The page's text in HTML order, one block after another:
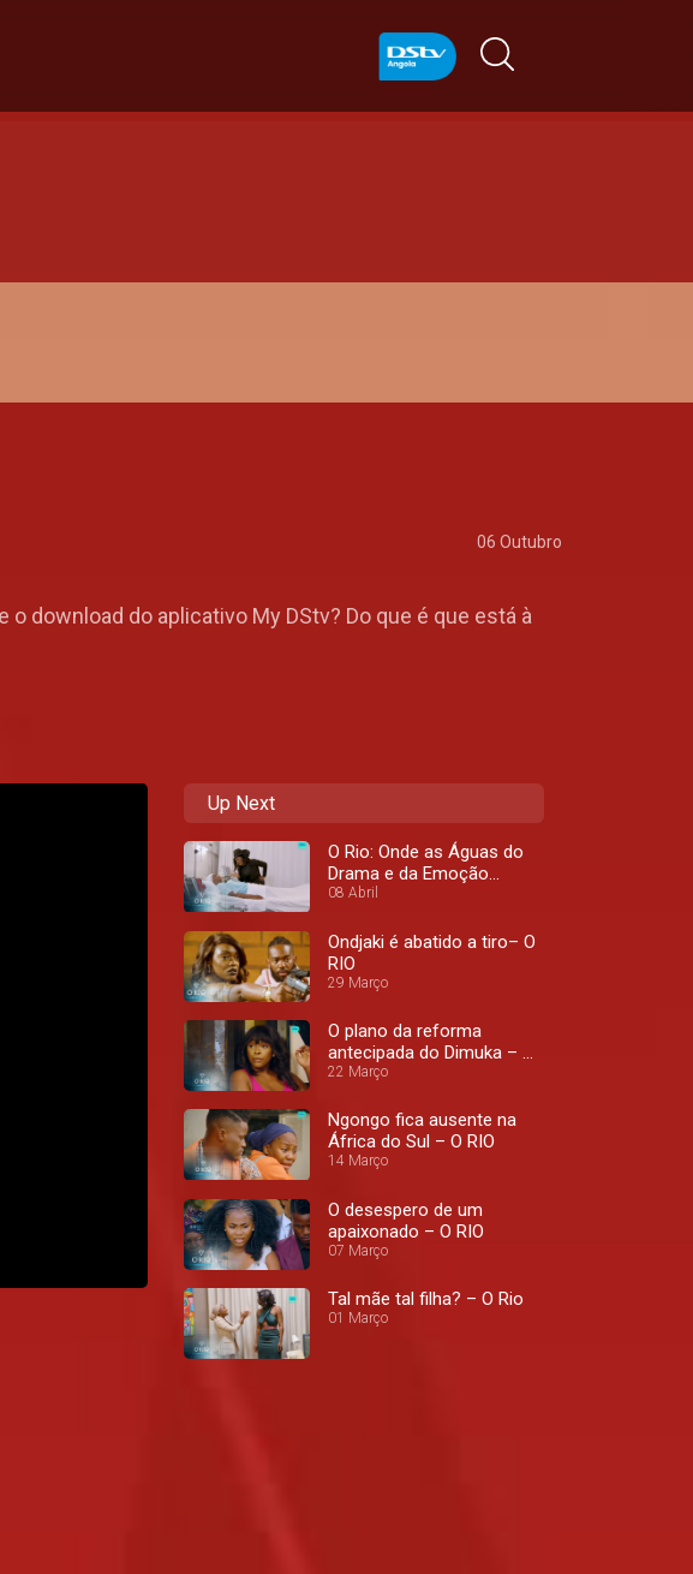
06 Outubro
download do aplicativo My DStv? Do que é que está à
Up Next
O Rio: Onde as Águas do
Drama e da Emoção
Convergem – O RIO
08 Abril
Ondjaki é abatido a tiro– O
RIO
29 Março
O plano da reforma
antecipada do Dimuka – O
RIO
22 Março
Ngongo fica ausente na
África do Sul – O RIO
14 Março
O desespero de um
apaixonado – O RIO
07 Março
Tal mãe tal filha? – O Rio
01 Março